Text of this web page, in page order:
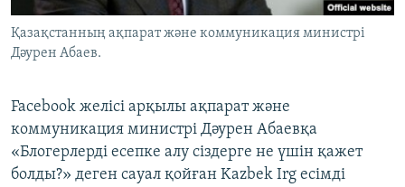
Қазақстанның ақпарат және коммуникация министрі
Дәурен Абаев.
Facebook желісі арқылы ақпарат және
коммуникация министрі Дәурен Абаевқа
«Блогерлерді есепке алу сіздерге не үшін қажет
болды?» деген сауал қойған Kazbek Irg есімді